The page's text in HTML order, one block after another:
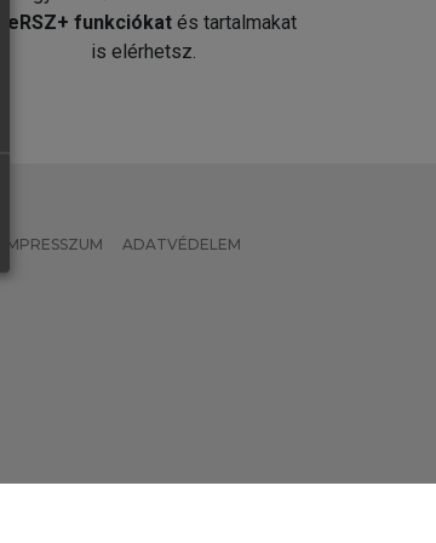
MeRSZ+ funkciókat és tartalmakat
is elérhetsz.
IMPRESSZUM ADATVÉDELEM